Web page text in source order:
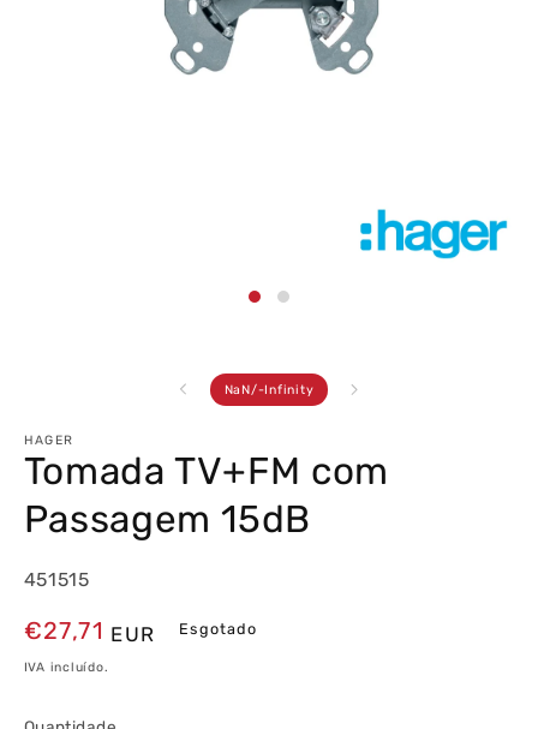
NaN/ de
-Infinity
HAGER
Tomada TV+FM com
Passagem 15dB
451515
Preço
normal
€27,71 EUR Esgotado
IVA incluído.